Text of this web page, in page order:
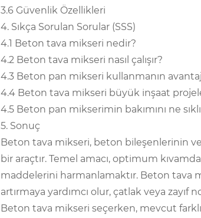
3.6 Güvenlik Özellikleri
4. Sıkça Sorulan Sorular (SSS)
4.1 Beton tava mikseri nedir?
4.2 Beton tava mikseri nasıl çalışır?
4.3 Beton pan mikseri kullanmanın
4.4 Beton tava mikseri büyük inşaat
4.5 Beton pan mikserimin bakımını ne
5. Sonuç
Beton tava mikseri, beton bileşenlerinin
bir araçtır. Temel amacı, optimum
maddelerini harmanlamaktır. Beton tava
artırmaya yardımcı olur, çatlak veya zayıf
Beton tava mikseri seçerken, mevcut